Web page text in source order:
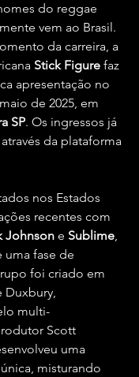
do reggae
vem ao Brasil.
da carreira, a
Stick Figure faz
apresentação no
de 2025, em
SP. Os ingressos já
da plataforma
nos Estados
recentes com
Johnson e Sublime,
uma fase de
foi criado em
Duxbury,
multi-
Scott
uma
misturando